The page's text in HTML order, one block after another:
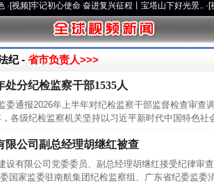
记初心使命 奋进复兴征程丨宝塔山下好光景..·[视频]因
纪 - 省市负责人>>>
处分纪检监察干部1535人
委通报2026年上半年对纪检监察干部监督检查审
各级纪检监察机关坚持以习近平新时代中国特色社
限公司副总经理胡继红被查
有限公司党委委员、副总经理胡继红接受纪律
国家监委驻南航集团纪检监察组、广东省纪委监委